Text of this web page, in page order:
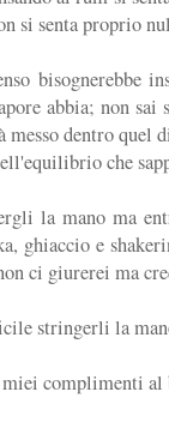
si senta proprio
bisognerebbe
abbia; non
messo dentro
che
la mano ma
ghiaccio e
ci giurerei ma
stringerli la
complimenti al